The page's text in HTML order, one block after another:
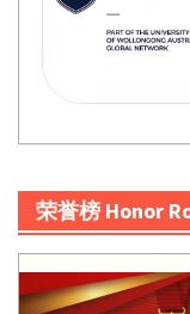
荣誉榜 Honor